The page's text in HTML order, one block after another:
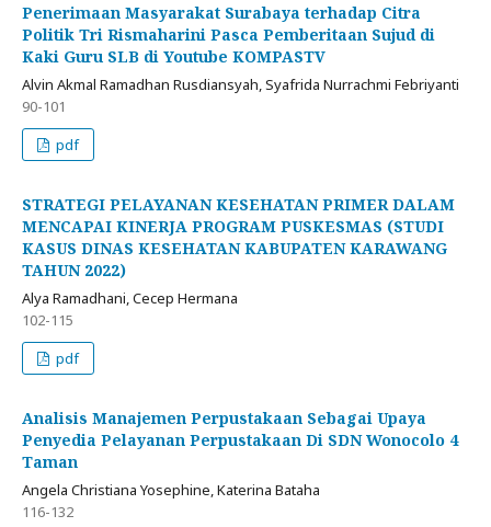
Penerimaan Masyarakat Surabaya terhadap Citra
Politik Tri Rismaharini Pasca Pemberitaan Sujud di
Kaki Guru SLB di Youtube KOMPASTV
Alvin Akmal Ramadhan Rusdiansyah, Syafrida Nurrachmi Febriyanti
90-101
pdf
STRATEGI PELAYANAN KESEHATAN PRIMER DALAM
MENCAPAI KINERJA PROGRAM PUSKESMAS (STUDI
KASUS DINAS KESEHATAN KABUPATEN KARAWANG
TAHUN 2022)
Alya Ramadhani, Cecep Hermana
102-115
pdf
Analisis Manajemen Perpustakaan Sebagai Upaya
Penyedia Pelayanan Perpustakaan Di SDN Wonocolo 4
Taman
Angela Christiana Yosephine, Katerina Bataha
116-132